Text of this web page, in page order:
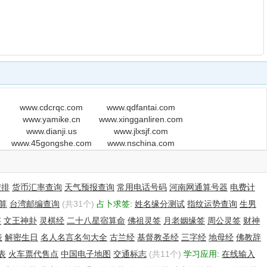
www.cdcrqc.com
www.qdfantai.com
www.yamike.cn
www.xingganliren.com
www.dianji.us
www.jlxsjf.com
www.45gongshe.com
www.nschina.com
货币汇率查询 天气预报查询 常用电话号码 河南网通算号器 电费计
台湾邮编查询 (共31个) 占卜求签: 姓名缘分测试 指纹运势查询 生男
文王神卦 灵棋经 二十八星宿算命 佛祖灵签 月老姻缘签 周公灵签 财神
解密生日 名人名言名句大全 古兰经 基督教圣经 三字经 地母经 佛教辞
火车票代售点 中国电子地图 交通标志 (共11个) 学习应用: 在线输入